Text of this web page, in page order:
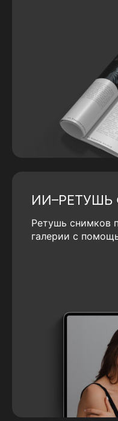
ИИ–РЕТУШЬ
Ретушь снимков
галерии с